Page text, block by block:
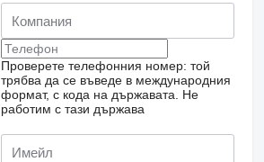
Проверете телефонния номер: той
трябва да се въведе в международния
формат, с кода на държавата.
Не
работим с тази държава